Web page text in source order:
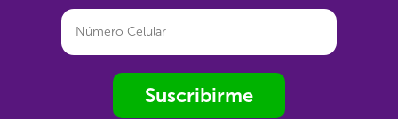
Suscribirme